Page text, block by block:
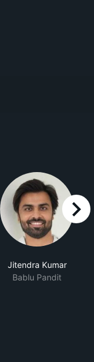
Jitendra Kumar
Bablu Pandit
right